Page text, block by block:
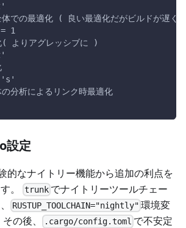
での最適化 ( 良い最適化だがビルドが遅く
1
( よりアグレッシブに )
's'
分析によるリンク時最適化
設定
的なナイトリー機能から追加の利点を
。
trunk でナイトリーツールチェー
RUSTUP_TOOLCHAIN="nightly" 環境変
の後、
.cargo/config.toml で不安定